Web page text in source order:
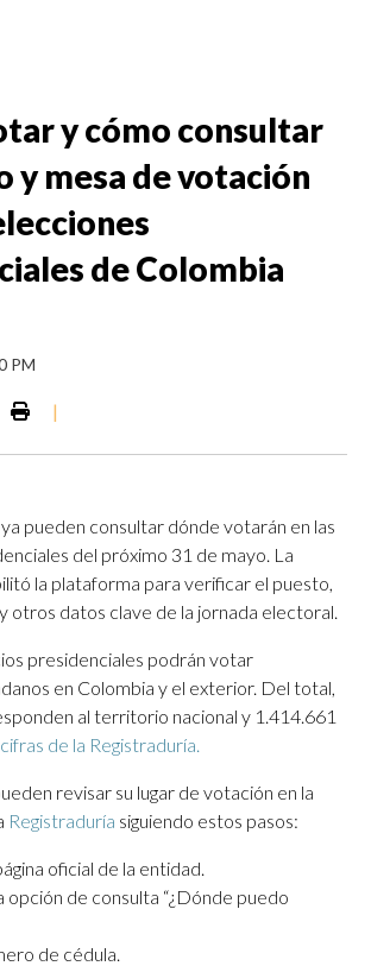
y cómo consultar
y mesa de votación
de Colombia
PM
|
pueden consultar dónde votarán en las
del próximo 31 de mayo. La
la plataforma para verificar el puesto,
otros datos clave de la jornada electoral.
presidenciales podrán votar
en Colombia y el exterior. Del total,
al territorio nacional y 1.414.661
cifras de la Registraduría.
revisar su lugar de votación en la
Registraduría siguiendo estos pasos:
oficial de la entidad.
opción de consulta “¿Dónde puedo
de cédula.